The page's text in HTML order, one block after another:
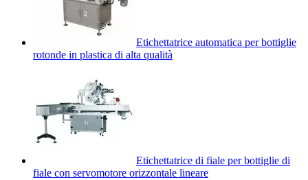
Etichettatrice automatica per bottiglie
rotonde in plastica di alta qualità
Etichettatrice di fiale per bottiglie di
fiale con servomotore orizzontale lineare